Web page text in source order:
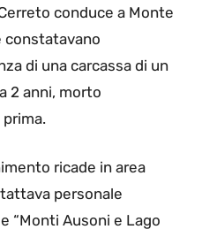
conduce a Monte
constatavano
di una carcassa di un
2 anni, morto
ricade in area
personale
“Monti Ausoni e Lago